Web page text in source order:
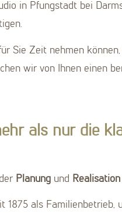
in Pfungstadt bei
Sie Zeit nehmen
wir von Ihnen einen
als nur die
Planung und Realisation
1875 als Familienbetrieb,